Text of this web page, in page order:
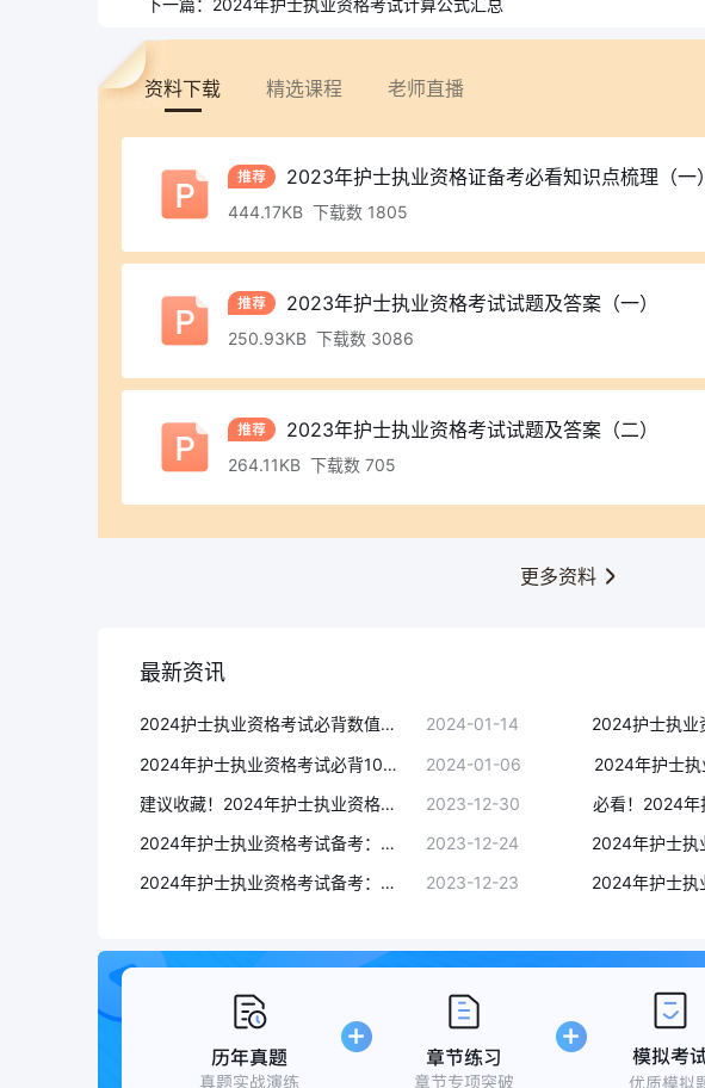
下一篇： 2024年护士执业资格考试计算公式汇总
资料下载 精选课程 老师直播
2023年护士执业资格证备考必看知识点梳理（一）
444.17KB 下载数 1805
2023年护士执业资格考试试题及答案（一）
250.93KB 下载数 3086
2023年护士执业资格考试试题及答案（二）
264.11KB 下载数 705
更多资料
最新资讯
2024护士执业资格考试必背数值考点（一） 2024-01-14
2024年护士执业资格考试必背10条易错考点
2024-01-06
建议收藏！2024年护士执业资格考试涉及常见疾病汇总
2023-12-30
2024年护士执业资格考试备考：内科知识点速记
2023-12-24
2024年护士执业资格考试备考：妇产科知识点速记
2023-12-23